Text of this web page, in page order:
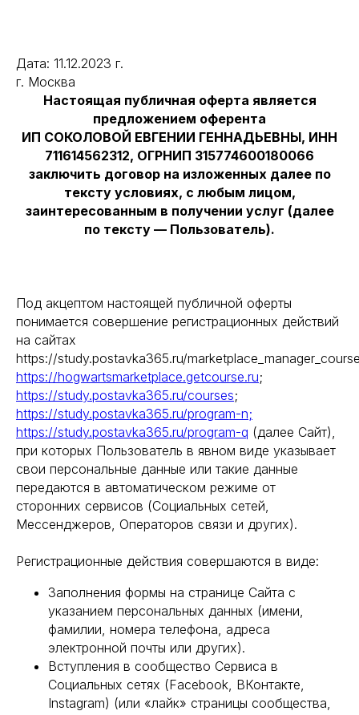
Дата: 11.12.2023 г.
г. Москва
Настоящая публичная оферта является
предложением оферента
ИП СОКОЛОВОЙ ЕВГЕНИИ ГЕННАДЬЕВНЫ, ИНН
711614562312, ОГРНИП 315774600180066
заключить договор на изложенных далее по
тексту условиях, с любым лицом,
заинтересованным в получении услуг (далее
по тексту — Пользователь).
Под акцептом настоящей публичной оферты
понимается совершение регистрационных действий
на сайтах
https://study.postavka365.ru/
https://hogwartsmarketplace.getcourse.ru;
https://study.postavka365.ru/courses;
https://study.postavka365.ru/program-n;
https://study.postavka365.ru/program-q (далее Сайт),
при которых Пользователь в явном виде указывает
свои персональные данные или такие данные
передаются в автоматическом режиме от
сторонних сервисов (Социальных сетей,
Мессенджеров, Операторов связи и других).
Регистрационные действия совершаются в виде:
Заполнения формы на странице Сайта с
указанием персональных данных (имени,
фамилии, номера телефона, адреса
электронной почты или других).
Вступления в сообщество Сервиса в
Социальных сетях (Facebook, ВКонтакте,
Instagram) (или «лайк» страницы сообщества,